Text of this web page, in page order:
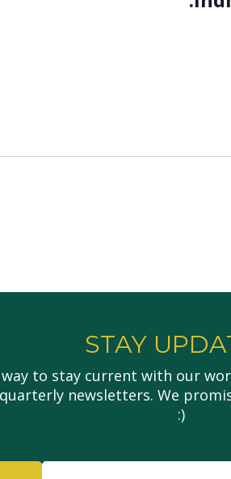
STAY
to stay current with our
newsletters. We
(: